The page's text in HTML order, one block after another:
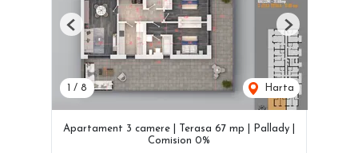
/ 8 Harta
Previous Next
Apartament 3 camere | Terasa 67 mp | Pallady |
Comision 0%